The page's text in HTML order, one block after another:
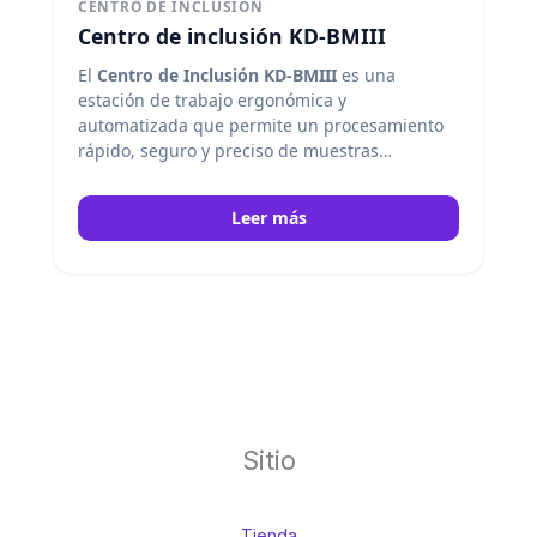
CENTRO DE INCLUSIÓN
Centro de inclusión KD-BMIII
El Centro de Inclusión KD-BMIII es una
estación de trabajo ergonómica y
automatizada que permite un procesamiento
rápido, seguro y preciso de muestras
uniforme y flujo de cera de gran capacidad.
Kedee
Leer más
Sitio